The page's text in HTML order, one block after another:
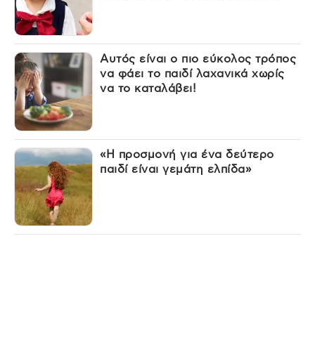
Αυτός είναι ο πιο εύκολος τρόπος
να φάει το παιδί λαχανικά χωρίς
να το καταλάβει!
«Η προσμονή για ένα δεύτερο
παιδί είναι γεμάτη ελπίδα»